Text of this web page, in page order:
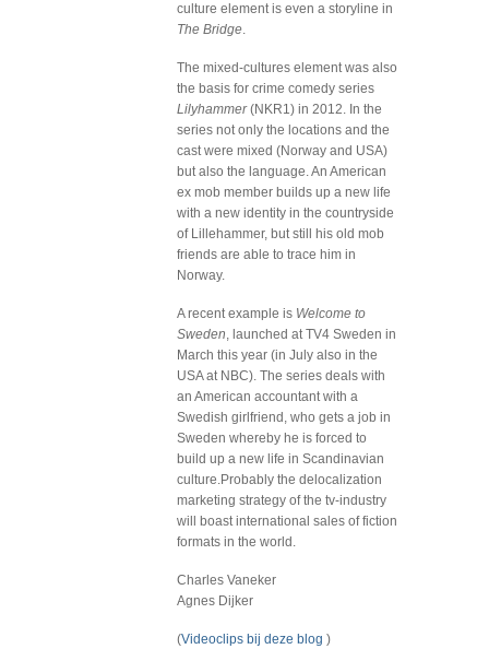
culture element is even a storyline in
The Bridge.
The mixed-cultures element was also
the basis for crime comedy series
Lilyhammer(NKR1) in 2012. In the
series not only the locations and the
cast were mixed (Norway and USA)
but also the language. An American
ex mob member builds up a new life
with a new identity in the countryside
of Lillehammer, but still his old mob
friends are able to trace him in
Norway.
A recent example is Welcome to
Sweden, launched at TV4 Sweden in
March this year (in July also in the
USA at NBC). The series deals with
an American accountant with a
Swedish girlfriend, who gets a job in
Sweden whereby he is forced to
build up a new life in Scandinavian
culture.Probably the delocalization
marketing strategy of the tv-industry
will boast international sales of fiction
formats in the world.
Charles Vaneker
Agnes Dijker
(Videoclips bij deze blog )